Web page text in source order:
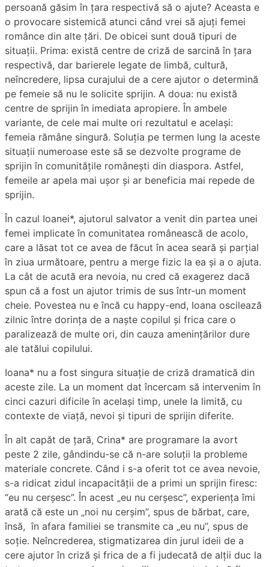
persoană găsim în țara respectivă să o ajute? Aceasta e
o provocare sistemică atunci când vrei să ajuți femei
românce din alte țări. De obicei sunt două tipuri de
situații. Prima: există centre de criză de sarcină în țara
respectivă, dar barierele legate de limbă, cultură,
neîncredere, lipsa curajului de a cere ajutor o determină
pe femeie să nu le solicite sprijin. A doua: nu există
centre de sprijin în imediata apropiere. În ambele
variante, de cele mai multe ori rezultatul e același:
femeia rămâne singură. Soluția pe termen lung la aceste
situații numeroase este să se dezvolte programe de
sprijin în comunitățile românești din diaspora. Astfel,
femeile ar apela mai ușor și ar beneficia mai repede de
sprijin.
În cazul Ioanei*, ajutorul salvator a venit din partea unei
femei implicate în comunitatea românească de acolo,
care a lăsat tot ce avea de făcut în acea seară și parțial
în ziua următoare, pentru a merge fizic la ea și a o ajuta.
La cât de acută era nevoia, nu cred că exagerez dacă
spun că a fost un ajutor trimis de sus într-un moment
cheie. Povestea nu e încă cu happy-end, Ioana oscilează
zilnic între dorința de a naște copilul și frica care o
paralizează de multe ori, din cauza amenințărilor dure
ale tatălui copilului.
Ioana* nu a fost singura situație de criză dramatică din
aceste zile. La un moment dat încercam să intervenim în
cinci cazuri dificile în același timp, unele la limită, cu
contexte de viață, nevoi și tipuri de sprijin diferite.
În alt capăt de țară, Crina* are programare la avort
peste 2 zile, gândindu-se că n-are soluții la probleme
materiale concrete. Când i s-a oferit tot ce avea nevoie,
s-a ridicat zidul incapacității de a primi un sprijin firesc:
“eu nu cerșesc”. În acest „eu nu cerșesc”, experiența îmi
arată că este un „noi nu cerșim”, spus de bărbat, care,
însă, în afara familiei se transmite ca „eu nu”, spus de
soție. Neîncrederea, stigmatizarea din jurul ideii de a
cere ajutor în criză și frica de a fi judecată de alții duc la